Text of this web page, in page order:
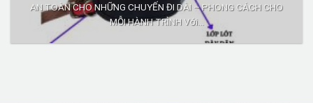
AN TOÀN CHO NHỮNG CHUYẾN ĐI DÀI – PHONG CÁCH CHO
MỖI HÀNH TRÌNH Với...